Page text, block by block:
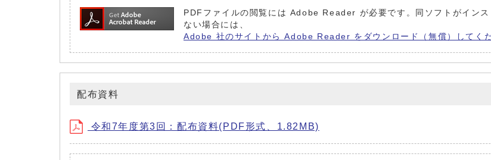
PDFファイルの閲覧には Adobe Reader が必要です。同ソフトがインス
ない場合には、
Adobe 社のサイトから Adobe Reader をダウンロード（無償）してくだ
配布資料
令和7年度第3回：配布資料(PDF形式、1.82MB)